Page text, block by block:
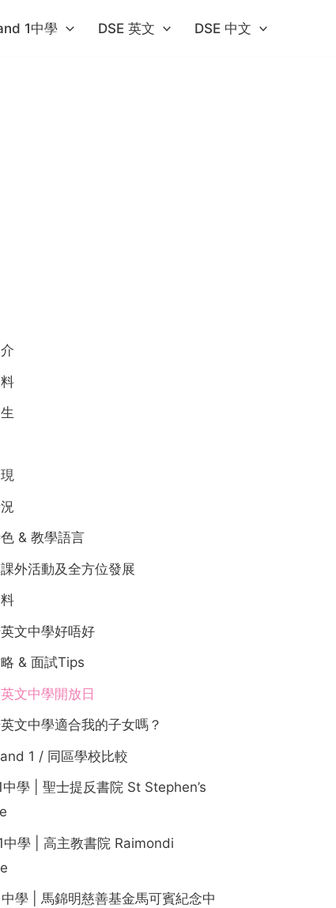
1中學​ DSE 英文 DSE 中文
& 教學語言
外活動及全方位發展
文中學好唔好
& 面試Tips
文中學開放日
文中學適合我的子女嗎？
1 / 同區學校比較
學 | 聖士提反書院 St Stephen’s
中學 | 高主教書院 Raimondi
學 | 馬錦明慈善基金馬可賓紀念中